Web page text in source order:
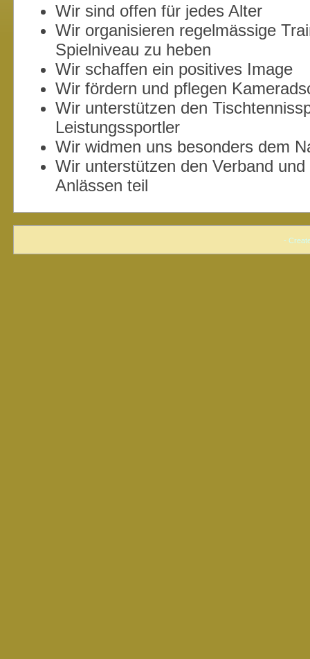
Wir sind offen für jedes Alter
Wir organisieren regelmässige
Spielniveau zu heben
Wir schaffen ein positives Image
Wir fördern und pflegen
Wir unterstützen den
Leistungssportler
Wir widmen uns besonders dem
Wir unterstützen den Verband
Anlässen teil
-